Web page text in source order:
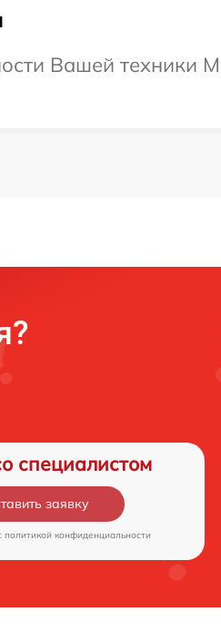
Вашей техники
специалистом
заявку
политикой конфиденциальности